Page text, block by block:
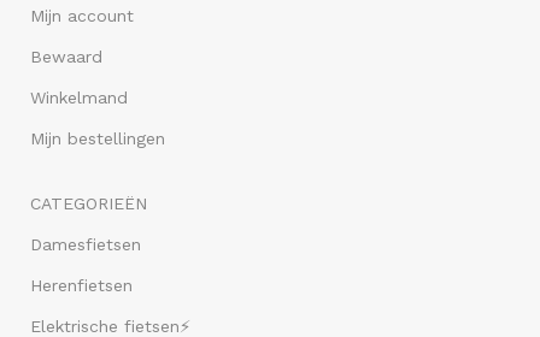
Mijn account
Bewaard
Winkelmand
Mijn bestellingen
CATEGORIEËN
Damesfietsen
Herenfietsen
Elektrische fietsen⚡